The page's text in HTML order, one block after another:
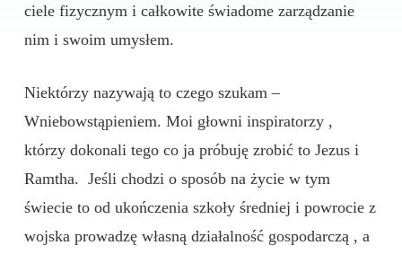
ciele fizycznym i całkowite świadome zarządzanie
nim i swoim umysłem.
Niektórzy nazywają to czego szukam –
Wniebowstąpieniem. Moi głowni inspiratorzy ,
którzy dokonali tego co ja próbuję zrobić to Jezus i
Ramtha. Jeśli chodzi o sposób na życie w tym
świecie to od ukończenia szkoły średniej i powrocie z
wojska prowadzę własną działalność gospodarczą , a